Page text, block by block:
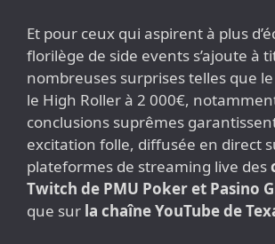
Et pour ceux qui aspirent à plus
florilège de side events s’ajoute à
nombreuses surprises telles que
le High Roller à 2 000€,
conclusions suprêmes
excitation folle, diffusée en direct
plateformes de streaming live des
Twitch de PMU Poker et Pasino
que sur la chaîne YouTube de